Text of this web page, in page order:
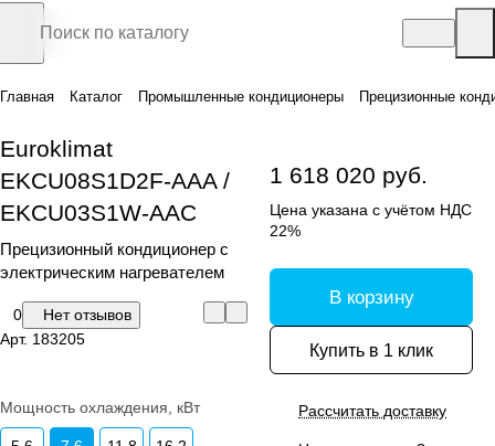
Главная Каталог Промышленные кондиционеры Прецизионные
Euroklimat
EKCU08S1D2F-AAA /
EKCU03S1W-AAC
Прецизионный кондиционер с
электрическим нагревателем
0
Нет отзывов
Арт. 183205
Мощность охлаждения, кВт
1 618 020 руб.
Цена указана с учётом НДС
22%
В корзину
Купить в 1 клик
Рассчитать доставку